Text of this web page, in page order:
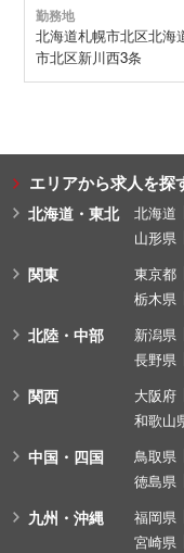
勤務地
北海道札幌市北区北海
市北区新川西3条
エリアから求人を探
北海道・東北 北海道
山形県
関東 東京都
栃木県
北陸・中部 新潟県
長野県
関西 大阪府
和歌山
中国・四国 鳥取県
徳島県
九州・沖縄 福岡県
宮崎県